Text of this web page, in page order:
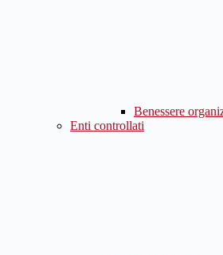
Benessere
Enti controllati